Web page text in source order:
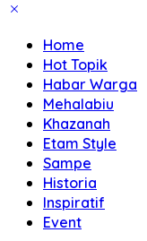
Home
Hot Topik
Habar Warga
Mehalabiu
Khazanah
Etam Style
Sampe
Historia
Inspiratif
Event